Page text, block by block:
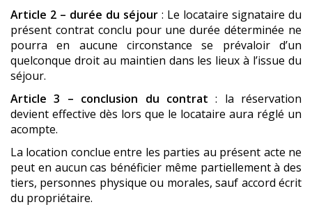
Article 2 – durée du séjour : Le locataire signataire du
présent contrat conclu pour une durée déterminée ne
pourra en aucune circonstance se prévaloir d’un
quelconque droit au maintien dans les lieux à l’issue du
séjour.
Article 3 – conclusion du contrat : la réservation
devient effective dès lors que le locataire aura réglé un
acompte.
La location conclue entre les parties au présent acte ne
peut en aucun cas bénéficier même partiellement à des
tiers, personnes physique ou morales, sauf accord écrit
du propriétaire.